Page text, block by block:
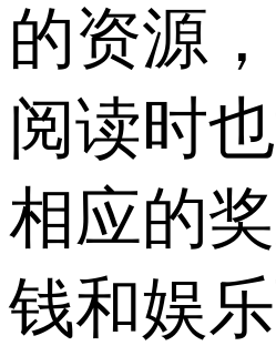
的资源
阅读时
相应的
钱和娱